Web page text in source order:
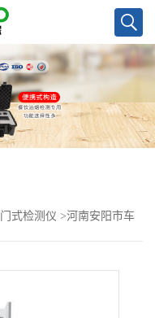
门式检测仪 >河南安阳市车